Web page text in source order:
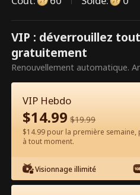
Ce sont des
Débloquez
60
VIP : déverrouillez
gratuitement
Renouvellement automatique.
VIP Hebdo
$14.99 $19.99
$14.99 pour la première semaine,
à tout moment.
Visionnage illimité